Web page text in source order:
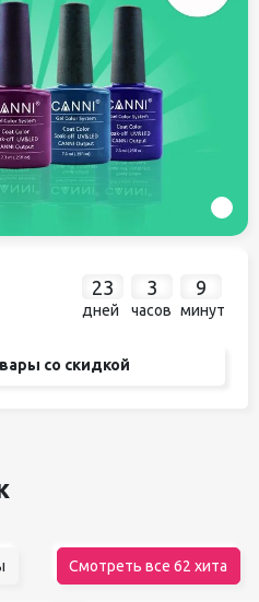
23
дней
3
часов
9
минут
со скидкой
Смотреть все 62 хита